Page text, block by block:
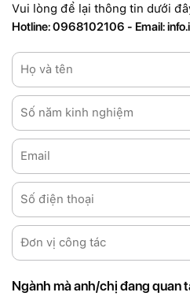
Vui lòng để lại thông tin dưới
Hotline: 0968102106 - Email:
Ngành mà anh/chị đang quan